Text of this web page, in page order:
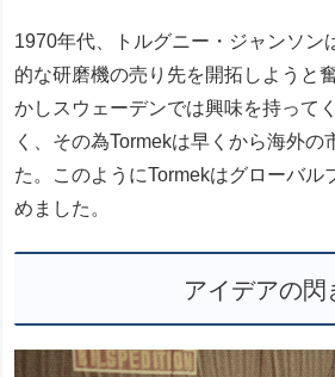
1970年代、トルグニー・ジャンソン
的な研磨機の売り先を開拓しようと
かしスウェーデンでは興味を持って
く、その為Tormekは早くから海外の
た。このようにTormekはグローバル
めました。
アイデアの閃